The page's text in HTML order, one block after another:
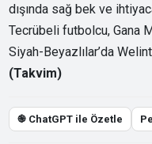
dışında sağ bek ve
Tecrübeli futbolcu, Gana
Siyah-Beyazlılar’da
(Takvim)
֎ ChatGPT ile Özetle